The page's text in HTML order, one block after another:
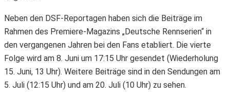
Neben den DSF-Reportagen haben sich die Beiträge im
Rahmen des Premiere-Magazins „Deutsche Rennserien“ in
den vergangenen Jahren bei den Fans etabliert. Die vierte
Folge wird am 8. Juni um 17:15 Uhr gesendet (Wiederholung
15. Juni, 13 Uhr). Weitere Beiträge sind in den Sendungen am
5. Juli (12:15 Uhr) und am 20. Juli (10 Uhr) zu sehen.